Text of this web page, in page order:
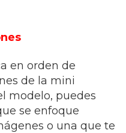
en orden de
de la mini
modelo, puedes
se enfoque
o una que te